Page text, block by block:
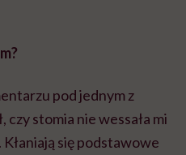
pod jednym z
stomia nie wessała mi
się podstawowe